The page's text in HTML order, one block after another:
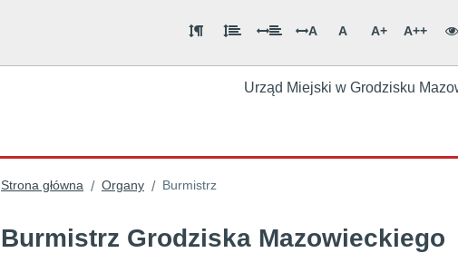
A A A+ A++
Urząd Miejski w Grodzisku
Strona główna / Organy / Burmistrz
Burmistrz Grodziska Mazowieckiego